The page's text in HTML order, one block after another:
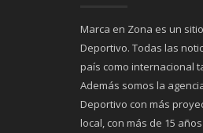
Marca en Zona es un
Deportivo. Todas las
país como internacional
Además somos la
Deportivo con más
local, con más de 15